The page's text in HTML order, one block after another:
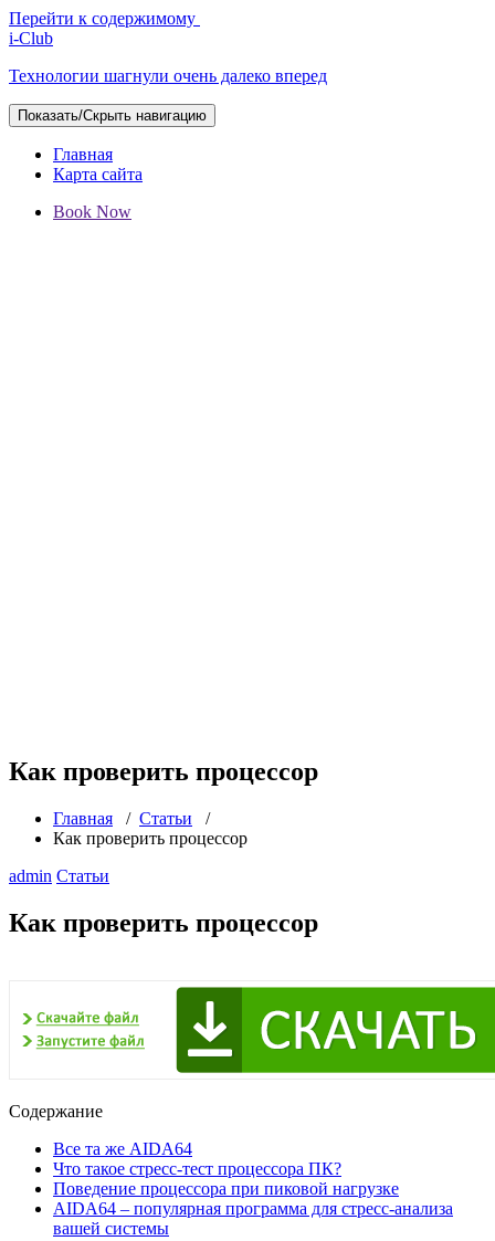
Перейти к содержимому
i-Club
Технологии шагнули очень далеко вперед
Показать/Скрыть навигацию
Главная
Карта сайта
Book Now
Как проверить процессор
Главная / Статьи /
Как проверить процессор
admin Статьи
Как проверить процессор
Содержание
Все та же AIDA64
Что такое стресс-тест процессора ПК?
Поведение процессора при пиковой нагрузке
AIDA64 – популярная программа для стресс-анализа
вашей системы